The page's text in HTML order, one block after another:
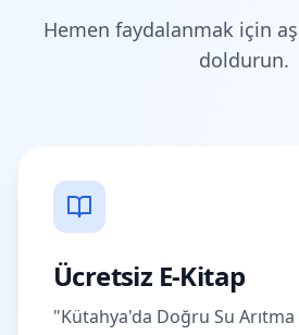
Hemen faydalanmak için
doldurun.
Ücretsiz E-Kitap
"Kütahya'da Doğru Su